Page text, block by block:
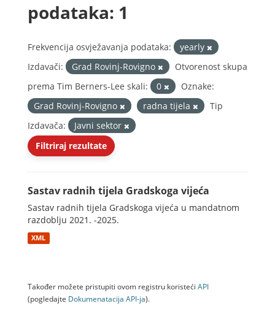
podataka: 1
Frekvencija osvježavanja podataka:
yearly
Izdavači:
Grad Rovinj-Rovigno
Otvorenost skupa
prema Tim Berners-Lee skali:
0
Oznake:
Grad Rovinj-Rovigno
radna tijela
Tip
Izdavača:
Javni sektor
Filtriraj rezultate
Sastav radnih tijela Gradskoga vijeća
Sastav radnih tijela Gradskoga vijeća u mandatnom
razdoblju 2021. -2025.
XML
Također možete pristupiti ovom registru koristeći API
(pogledajte Dokumenаtаcijа API-jа).